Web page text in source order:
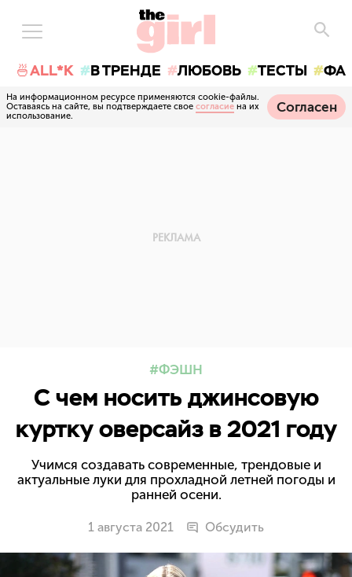
🍜ALL*K В ТРЕНДЕ ЛЮБОВЬ ТЕСТЫ
На информационном ресурсе применяются cookie-файлы.
Оставаясь на сайте, вы подтверждаете свое согласие на их
использование.
Согласен
ФЭШН
С чем носить джинсовую
куртку оверсайз в 2021 году
Учимся создавать современные, трендовые и
актуальные луки для прохладной летней погоды и
ранней осени.
1 августа 2021 Обсудить